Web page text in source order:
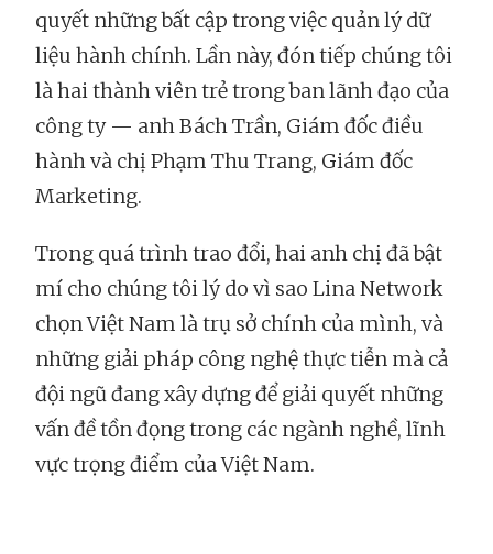
quyết những bất cập trong việc quản lý dữ
liệu hành chính. Lần này, đón tiếp chúng tôi
là hai thành viên trẻ trong ban lãnh đạo của
công ty — anh Bách Trần, Giám đốc điều
hành và chị Phạm Thu Trang, Giám đốc
Marketing.
Trong quá trình trao đổi, hai anh chị đã bật
mí cho chúng tôi lý do vì sao Lina Network
chọn Việt Nam là trụ sở chính của mình, và
những giải pháp công nghệ thực tiễn mà cả
đội ngũ đang xây dựng để giải quyết những
vấn đề tồn đọng trong các ngành nghề, lĩnh
vực trọng điểm của Việt Nam.